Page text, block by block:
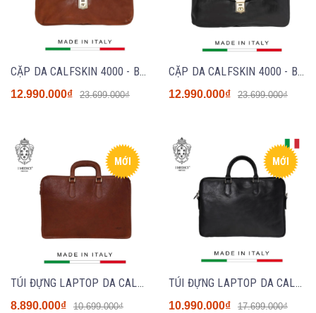
CẶP DA CALFSKIN 4000 - BROWN - MEDICI OF FLORENCE - SẢN XUẤT THỦ CÔNG TẠI ITALIA
12.990.000₫ 23.699.000₫
CẶP DA CALFSKIN 4000 - Black - MEDICI OF FLORENCE - SẢN XUẤT THỦ CÔNG TẠI ITALIA
12.990.000₫ 23.699.000₫
MỚI
TÚI ĐỰNG LAPTOP DA CALFSKIN 83 - Havana - MEDICI OF FLORENCE - SẢN XUẤT THỦ CÔNG TẠI ITALIA
8.890.000₫ 10.699.000₫
MỚI
TÚI ĐỰNG LAPTOP DA CALFSKIN MED110 - MEDICI OF FLORENCE - SẢN XUẤT THỦ CÔNG TẠI ITALIA
10.990.000₫ 17.699.000₫